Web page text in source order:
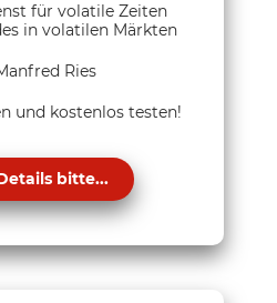
für volatile Zeiten
in volatilen Märkten
Ries
und kostenlos testen!
bitte...